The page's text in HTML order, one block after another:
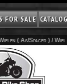
FOR SALE
( As/Spacer ) / Wiel